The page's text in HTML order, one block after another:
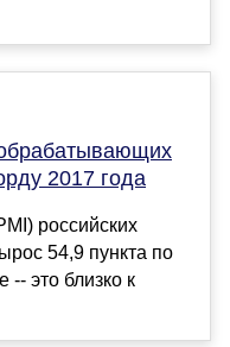
2017 года
российских
54,9 пункта по
-- это близко к